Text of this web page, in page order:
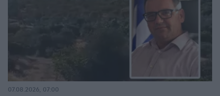
07.08.2026, 07:00